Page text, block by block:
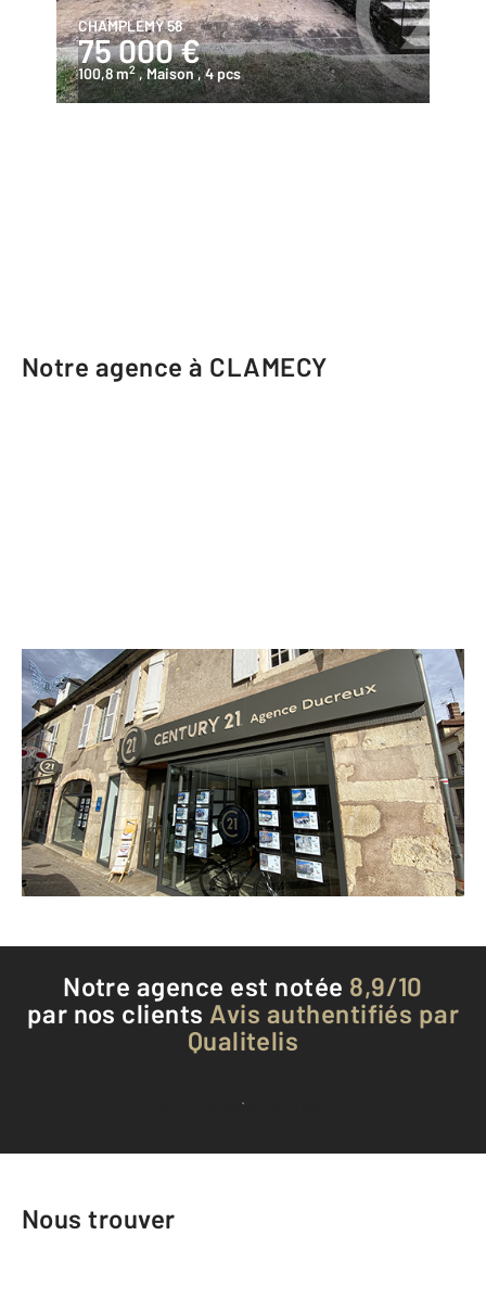
CHAMPLEMY 58
75 000 €
100,8 m2 , Maison, 4 pcs
Notre agence à CLAMECY
CENTURY 21 Agence Ducreux
2 rue Marié Davy
CLAMECY - 58500
Envoyer un message
Téléphoner à l'agence
Notre agence est notée 8,9/10
par nos clients Avis authentifiés par
Qualitelis
Voir tous les avis clients
Nous trouver